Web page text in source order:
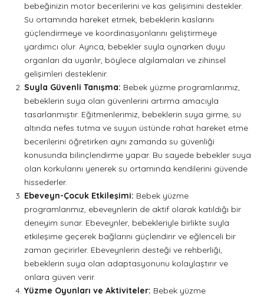
bebeğinizin motor becerilerini ve kas gelişimini destekler.
Su ortamında hareket etmek, bebeklerin kaslarını
güçlendirmeye ve koordinasyonlarını geliştirmeye
yardımcı olur. Ayrıca, bebekler suyla oynarken duyu
organları da uyarılır, böylece algılamaları ve zihinsel
gelişimleri desteklenir.
Suyla Güvenli Tanışma: Bebek yüzme programlarımız,
bebeklerin suya olan güvenlerini artırma amacıyla
tasarlanmıştır. Eğitmenlerimiz, bebeklerin suya girme, su
altında nefes tutma ve suyun üstünde rahat hareket etme
becerilerini öğretirken aynı zamanda su güvenliği
konusunda bilinçlendirme yapar. Bu sayede bebekler suya
olan korkularını yenerek su ortamında kendilerini güvende
hissederler.
Ebeveyn-Çocuk Etkileşimi: Bebek yüzme
programlarımız, ebeveynlerin de aktif olarak katıldığı bir
deneyim sunar. Ebeveynler, bebekleriyle birlikte suyla
etkileşime geçerek bağlarını güçlendirir ve eğlenceli bir
zaman geçirirler. Ebeveynlerin desteği ve rehberliği,
bebeklerin suya olan adaptasyonunu kolaylaştırır ve
onlara güven verir.
Yüzme Oyunları ve Aktiviteler: Bebek yüzme